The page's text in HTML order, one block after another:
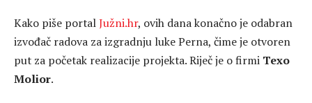
Kako piše portalJužni.hr, ovih dana konačno je odabran
izvođač radova za izgradnju luke Perna, čime je otvoren
put za početak realizacije projekta. Riječ je o firmi Texo
Molior.